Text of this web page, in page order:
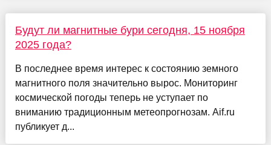
Будут ли магнитные бури сегодня, 15 ноября
2025 года?
В последнее время интерес к состоянию земного
магнитного поля значительно вырос. Мониторинг
космической погоды теперь не уступает по
вниманию традиционным метеопрогнозам. Aif.ru
публикует д...